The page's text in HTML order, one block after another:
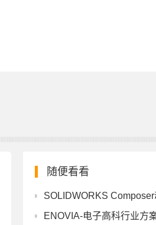
随便看看
SOLIDWORKS
ENOVIA-电子高科行业方